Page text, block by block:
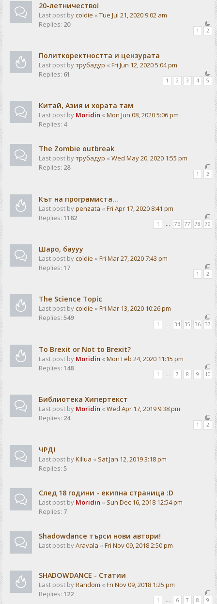
20-летничество!
Last post bycoldie « Tue Jul 21, 2020 9:02 am
Replies: 20
1 2
Политкоректността и цензурата
Last post byтрубадур « Fri Jun 12, 2020 5:04 pm
Replies: 61
1 2 3 4 5
Китай, Азия и хората там
Last post by Moridin « Mon Jun 08, 2020 5:06 pm
Replies: 4
The Zombie outbreak
Last post byтрубадур « Wed May 20, 2020 1:55 pm
Replies: 28
1 2
Кът на програмиста...
Last post bypenzata « Fri Apr 17, 2020 8:41 pm
Replies: 1182
1 … 76 77 78 79
Шаро, баууу
Last post bycoldie « Fri Mar 27, 2020 7:43 pm
Replies: 17
1 2
The Science Topic
Last post bycoldie « Fri Mar 13, 2020 10:26 pm
Replies: 549
1 34 35 36 37
To Brexit or Not to Brexit?
Last post by Moridin « Mon Feb 24, 2020 11:15 pm
Replies: 148
1 … 7 8 9 10
Библиотека Хипертекст
Last post by Moridin « Wed Apr 17, 2019 9:38 pm
Replies: 24
1 2
ЧРД!
Last post byKillua « Sat Jan 12, 2019 3:18 pm
Replies: 5
След 18 години - екипна страница :D
Last post by Moridin « Sun Dec 16, 2018 12:54 pm
Replies: 7
Shadowdance търси нови автори!
Last post byAravala « Fri Nov 09, 2018 2:50 pm
SHADOWDANCE - Статии
Last post byRandom « Fri Nov 09, 2018 1:25 pm
Replies: 122
1 … 6 7 8 9